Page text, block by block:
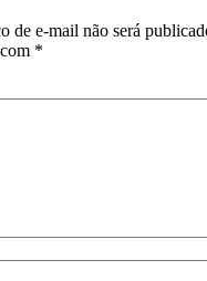
de e-mail não será
*